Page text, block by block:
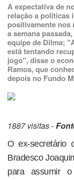
A expectativa de
relação a políticas
positivamente nos
a semana
equipe de Dilma;
está tentando
jogo", disse o
Ramos, que
depois no Fundo
1887 visitas -
O ex-secretário
Bradesco
para assumir